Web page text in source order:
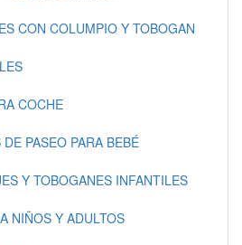
CON COLUMPIO Y TOBOGAN
COCHE
PASEO PARA BEBÉ
Y TOBOGANES INFANTILES
NIÑOS Y ADULTOS